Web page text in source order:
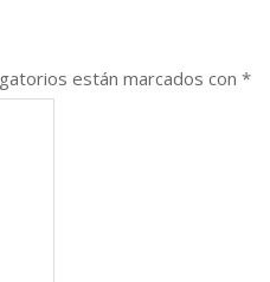
están marcados con *